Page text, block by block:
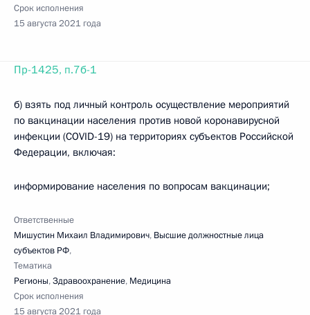
Срок исполнения
15 августа 2021 года
Пр-1425, п.7б-1
б) взять под личный контроль осуществление мероприятий
по вакцинации населения против новой коронавирусной
инфекции (COVID-19) на территориях субъектов Российской
Федерации, включая:
информирование населения по вопросам вакцинации;
Ответственные
Мишустин Михаил Владимирович, Высшие должностные лица
субъектов РФ,
Тематика
Регионы,Здравоохранение, Медицина
Срок исполнения
15 августа 2021 года